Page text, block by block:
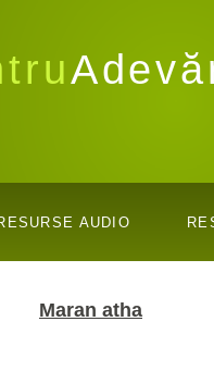
AUDIO
Maran atha